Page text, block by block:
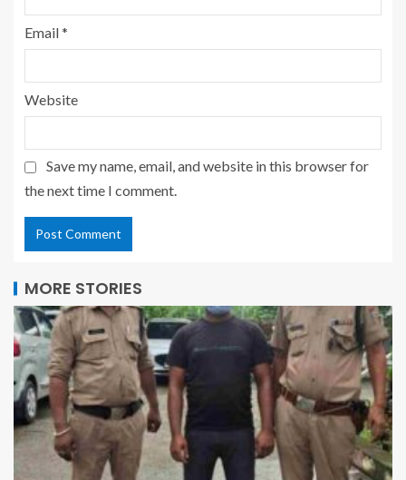
Email*
Website
Save my name, email, and website in this browser for
the next time I comment.
MORE STORIES